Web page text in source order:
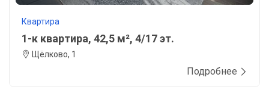
Квартира
1-к квартира, 42,5 м², 4/17 эт.
Щёлково, 1
Подробнее